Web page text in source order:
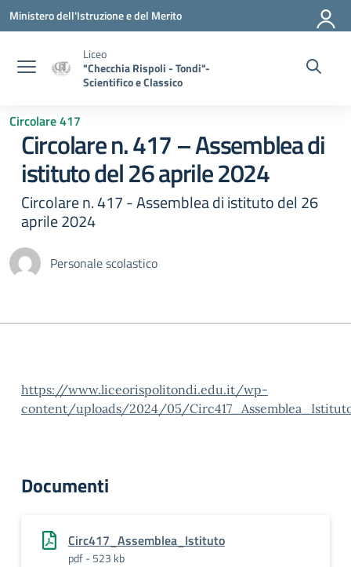
Vai ai contenuti
Vai al menu di navigazione
Vai al footer
Ministero dell'Istruzione e del Merito
Liceo
"Checchia Rispoli - Tondi"-
Scientifico e Classico
Circolare 417
Circolare n. 417 – Assemblea di
istituto del 26 aprile 2024
Circolare n. 417 - Assemblea di istituto del 26
aprile 2024
Personale scolastico
https://www.liceorispolitondi.edu.it/wp-
content/uploads/2024/05/
Documenti
Circ417_Assemblea_Istituto
pdf - 523 kb